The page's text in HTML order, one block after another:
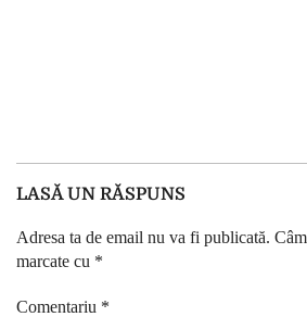
LASĂ UN RĂSPUNS
Adresa ta de email nu va fi publicată.
marcate cu *
Comentariu *